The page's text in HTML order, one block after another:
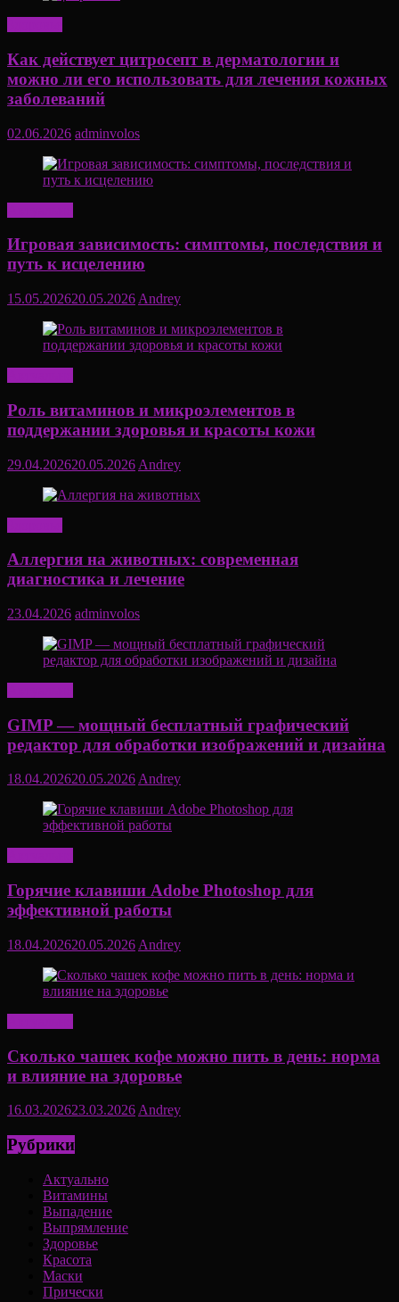
Как действует цитросепт в дерматологии и
можно ли его использовать для лечения кожных
заболеваний
02.06.2026 adminvolos
Игровая зависимость: симптомы, последствия и
путь к исцелению
15.05.202620.05.2026 Andrey
Роль витаминов и микроэлементов в
поддержании здоровья и красоты кожи
29.04.202620.05.2026 Andrey
Аллергия на животных: современная
диагностика и лечение
23.04.2026 adminvolos
GIMP — мощный бесплатный графический
редактор для обработки изображений и дизайна
18.04.202620.05.2026Andrey
Горячие клавиши Adobe Photoshop для
эффективной работы
18.04.202620.05.2026 Andrey
Сколько чашек кофе можно пить в день: норма
и влияние на здоровье
16.03.202623.03.2026 Andrey
Рубрики
Актуально
Витамины
Выпадение
Выпрямление
Здоровье
Красота
Маски
Прически